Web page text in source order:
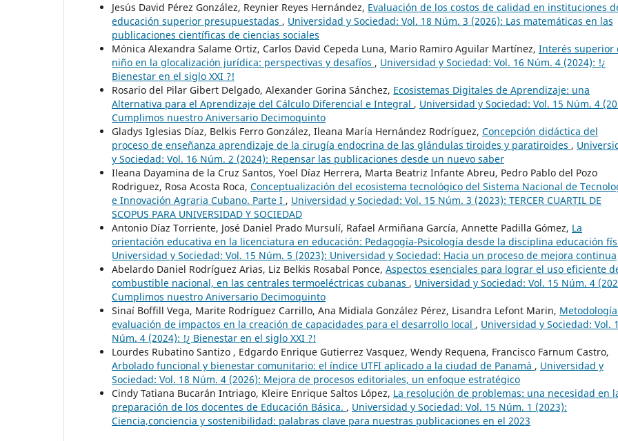
Jesús David Pérez González, Reynier Reyes Hernández, Evaluación de los costos de calidad en instituciones
educación superior presupuestadas , Universidad y Sociedad: Vol. 18 Núm. 3 (2026): Las matemáticas en las
publicaciones científicas de ciencias sociales
Mónica Alexandra Salame Ortiz, Carlos David Cepeda Luna, Mario Ramiro Aguilar Martínez, Interés superior
niño en la glocalización jurídica: perspectivas y desafíos , Universidad y Sociedad: Vol. 16 Núm. 4 (2024): !¿
Bienestar en el siglo XXI ?!
Rosario del Pilar Gibert Delgado, Alexander Gorina Sánchez, Ecosistemas Digitales de Aprendizaje: una
Alternativa para el Aprendizaje del Cálculo Diferencial e Integral , Universidad y Sociedad: Vol. 15 Núm. 4
Cumplimos nuestro Aniversario Decimoquinto
Gladys Iglesias Díaz, Belkis Ferro González, Ileana María Hernández Rodríguez, Concepción didáctica del
proceso de enseñanza aprendizaje de la cirugía endocrina de las glándulas tiroides y paratiroides ,
y Sociedad: Vol. 16 Núm. 2 (2024): Repensar las publicaciones desde un nuevo saber
Ileana Dayamina de la Cruz Santos, Yoel Díaz Herrera, Marta Beatriz Infante Abreu, Pedro Pablo del Pozo
Rodriguez, Rosa Acosta Roca, Conceptualización del ecosistema tecnológico del Sistema Nacional de
e Innovación Agraria Cubano. Parte I , Universidad y Sociedad: Vol. 15 Núm. 3 (2023): TERCER CUARTIL DE
SCOPUS PARA UNIVERSIDAD Y SOCIEDAD
Antonio Díaz Torriente, José Daniel Prado Mursulí, Rafael Armiñana García, Annette Padilla Gómez, La
orientación educativa en la licenciatura en educación: Pedagogía-Psicología desde la disciplina educación
Universidad y Sociedad: Vol. 15 Núm. 5 (2023): Universidad y Sociedad: Hacia un proceso de mejora continua
Abelardo Daniel Rodríguez Arias, Liz Belkis Rosabal Ponce, Aspectos esenciales para lograr el uso eficiente
combustible nacional, en las centrales termoeléctricas cubanas , Universidad y Sociedad: Vol. 15 Núm. 4
Cumplimos nuestro Aniversario Decimoquinto
Sinaí Boffill Vega, Marite Rodríguez Carrillo, Ana Midiala González Pérez, Lisandra Lefont Marin,
evaluación de impactos en la creación de capacidades para el desarrollo local , Universidad y Sociedad: Vol.
Núm. 4 (2024): !¿ Bienestar en el siglo XXI ?!
Lourdes Rubatino Santizo , Edgardo Enrique Gutierrez Vasquez, Wendy Requena, Francisco Farnum Castro,
Arbolado funcional y bienestar comunitario: el índice UTFI aplicado a la ciudad de Panamá , Universidad y
Sociedad: Vol. 18 Núm. 4 (2026): Mejora de procesos editoriales, un enfoque estratégico
Cindy Tatiana Bucarán Intriago, Kleire Enrique Saltos López, La resolución de problemas: una necesidad en
preparación de los docentes de Educación Básica. , Universidad y Sociedad: Vol. 15 Núm. 1 (2023):
Ciencia,conciencia y sostenibilidad: palabras clave para nuestras publicaciones en el 2023